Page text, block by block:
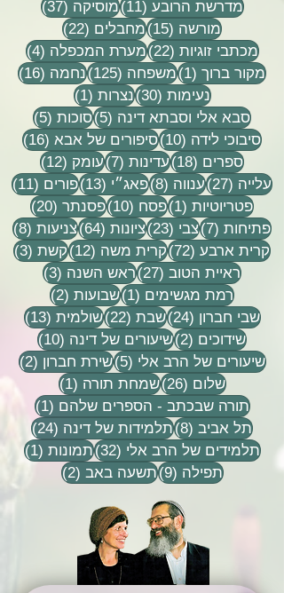
מדרשת הרובע (11) 11 פוסטים
מוסיקה (37)
37 פוסטים
מורשה (15) 15 פוסטים
מחבלים (22)
22 פוסטים
מכתבי זוגיות (22) 22 פוסטים
מערת המכפלה (4)
4 פוסטים
מקור ברוך (1) פוסט 1
משפחה (125) 125 פוסטים
נחמה (16)
16 פוסטים
נעימות (30) 30 פוסטים
נצרות (1)
פוסט 1
סבא אלי וסבתא דינה (5) 5 פוסטיםסוכות (5)
5 פוסטים
סיבוכי לידה (10) 10 פוסטים
סיפורים של אבא (16)
16 פוסטים
ספרים (18) 18 פוסטים
עדינות (7) 7 פוסטיםעומק (12)
12 פוסטים
עלייה (27) 27 פוסטים
ענווה (8) 8 פוסטיםפאג״י (13) 13 פוסטים
פורים (11)
11
פטריוטיות (1) פוסט 1
פסח (10) 10 פוסטים
פסנתר (20)
20 פוסטים
פתיחות (7) 7 פוסטיםצבי (23) 23 פוסטים
ציונות (64) 64 פוסטים
צניעות (8)
8 פוסטים
קרית ארבע (72) 72 פוסטים
קרית משה (12) 12 פוסטים
קשת (3)
3 פוסטים
ראיית הטוב (27) 27 פוסטים
ראש השנה (3)
3 פוסטים
רמת מגשימים (1) פוסט 1
שבועות (2)
2 פוסטים
שבי חברון (24) 24 פוסטים
שבת (22) 22 פוסטים
שולמית (13)
13 פוסטים
שידוכים (2) 2 פוסטיםשיעורים של דינה (10)
10 פוסטים
שיעורים של הרב אלי (5) 5 פוסטיםשירת חברון (2)
2 פוסטים
שלום (26) 26 פוסטים
שמחת תורה (1)
פוסט 1
תורה שבכתב - הספרים שלהם (1)
פוסט 1
תל אביב (8) 8 פוסטיםתלמידות של דינה (24)
24 פוסטים
תלמידים של הרב אלי (32) 32 פוסטים
תמונות (1)
תפילה (9) 9 פוסטיםתשעה באב (2) 2 פוסטים